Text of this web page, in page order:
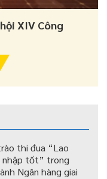
XIV Công
thi đua “Lao
nhập tốt” trong
Ngân hàng giai